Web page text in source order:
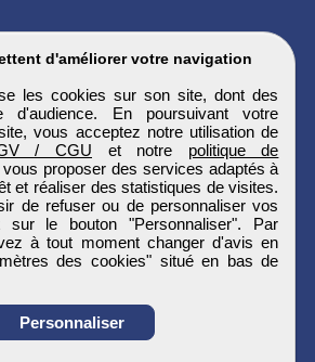
d'améliorer votre navigation
les cookies sur son site, dont des
d'audience. En poursuivant votre
vous acceptez notre utilisation de
/ CGU et notre politique de
proposer des services adaptés à
et réaliser des statistiques de visites.
de refuser ou de personnaliser vos
sur le bouton "Personnaliser". Par
à tout moment changer d'avis en
des cookies" situé en bas de
Personnaliser